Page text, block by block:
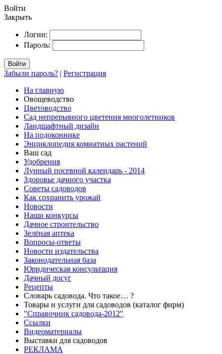
Войти
Закрыть
Логин:
Пароль:
Войти
Забыли пароль? | Регистрация
На главную
Овощеводство
Цветоводство
Сад непрерывного цветения многолетников
Ландшафтный дизайн
На подоконнике
Энциклопедия комнатных растений
Ваш сад
Удобрения
Лунный посевной календарь - 2014
Здоровье дачного участка
Советы садоводов
Как сохранить урожай
Новости
Наши конкурсы
Дачное строительство
Зелёная аптека
Вопросы-ответы
Новости издательства
Законодательная база
Юридическая консультация
Дачный досуг
Рецепты
Словарь садовода. Что такое… ?
Товары и услуги для садоводов (каталог фирм)
"Справочник садовода-2012"
Ссылки
Видеоматериалы
Выставки для садоводов
РЕКЛАМА